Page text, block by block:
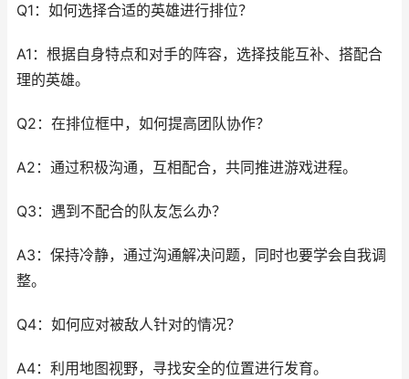
Q1：如何选择合适的英雄进行排位？
A1：根据自身特点和对手的阵容，选择技能互补、搭配合
理的英雄。
Q2：在排位框中，如何提高团队协作？
A2：通过积极沟通，互相配合，共同推进游戏进程。
Q3：遇到不配合的队友怎么办？
A3：保持冷静，通过沟通解决问题，同时也要学会自我调
整。
Q4：如何应对被敌人针对的情况？
A4：利用地图视野，寻找安全的位置进行发育。